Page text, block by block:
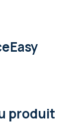
produit